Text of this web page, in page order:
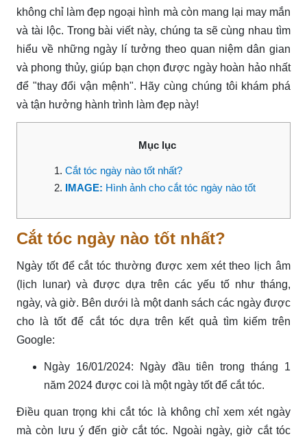
không chỉ làm đẹp ngoại hình mà còn mang lại may mắn
và tài lộc. Trong bài viết này, chúng ta sẽ cùng nhau tìm
hiểu về những ngày lí tưởng theo quan niệm dân gian
và phong thủy, giúp bạn chọn được ngày hoàn hảo nhất
để "thay đổi vận mệnh". Hãy cùng chúng tôi khám phá
và tận hưởng hành trình làm đẹp này!
Mục lục
Cắt tóc ngày nào tốt nhất?
IMAGE: Hình ảnh cho cắt tóc ngày nào tốt
Cắt tóc ngày nào tốt nhất?
Ngày tốt để cắt tóc thường được xem xét theo lịch âm
(lịch lunar) và được dựa trên các yếu tố như tháng,
ngày, và giờ. Bên dưới là một danh sách các ngày được
cho là tốt để cắt tóc dựa trên kết quả tìm kiếm trên
Google:
Ngày 16/01/2024: Ngày đầu tiên trong tháng 1
năm 2024 được coi là một ngày tốt để cắt tóc.
Điều quan trọng khi cắt tóc là không chỉ xem xét ngày
mà còn lưu ý đến giờ cắt tóc. Ngoài ngày, giờ cắt tóc